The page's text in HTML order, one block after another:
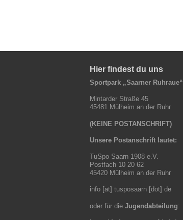
Hier findest du uns
Sportpark „Saarner Ruhraue“
Mintarder Straße 45
45481 Mülheim an der Ruhr
(KEINE POSTANSCHRIFT)
Unsere Postanschrift lautet:
TuSpo Saarn 1908 e.V.
Postfach 10 20 62
45420 Mülheim an der Ruhr
info [at] tusposaarn [dot] de
oder für die Jugendabteilung: